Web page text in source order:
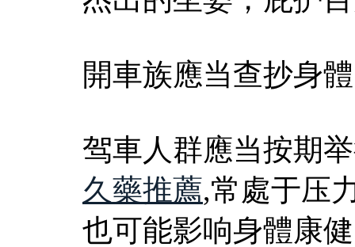
開車族應当查抄身體
驾車人群應当按期
久藥推薦,常處于压
也可能影响身體康